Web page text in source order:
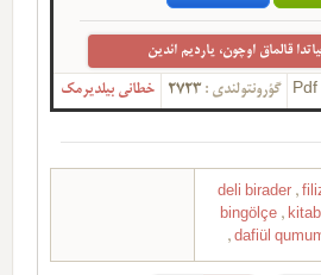
قالماق اوچون، یاردیم ائدین
Pdf گؤرونتولندی :2723 خطانی بیلدیرمک
deli birader ,
bingölçe ,
dafiül
,